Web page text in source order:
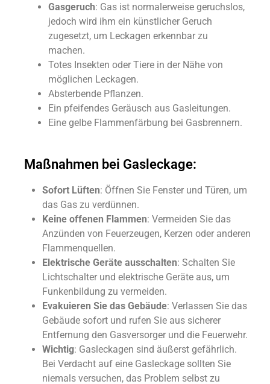
Gasgeruch: Gas ist normalerweise geruchslos,
jedoch wird ihm ein künstlicher Geruch
zugesetzt, um Leckagen erkennbar zu
machen.
Totes Insekten oder Tiere in der Nähe von
möglichen Leckagen.
Absterbende Pflanzen.
Ein pfeifendes Geräusch aus Gasleitungen.
Eine gelbe Flammenfärbung bei Gasbrennern.
Maßnahmen bei Gasleckage:
Sofort Lüften: Öffnen Sie Fenster und Türen, um
das Gas zu verdünnen.
Keine offenen Flammen: Vermeiden Sie das
Anzünden von Feuerzeugen, Kerzen oder anderen
Flammenquellen.
Elektrische Geräte ausschalten: Schalten Sie
Lichtschalter und elektrische Geräte aus, um
Funkenbildung zu vermeiden.
Evakuieren Sie das Gebäude: Verlassen Sie das
Gebäude sofort und rufen Sie aus sicherer
Entfernung den Gasversorger und die Feuerwehr.
Wichtig: Gasleckagen sind äußerst gefährlich.
Bei Verdacht auf eine Gasleckage sollten Sie
niemals versuchen, das Problem selbst zu